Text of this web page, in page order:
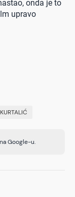
onda je to
upravo
Google-u.